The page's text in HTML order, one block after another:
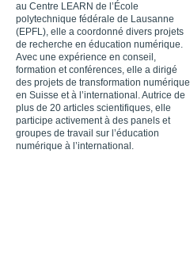
au Centre LEARN de l’École
polytechnique fédérale de Lausanne
(EPFL), elle a coordonné divers projets
de recherche en éducation numérique.
Avec une expérience en conseil,
formation et conférences, elle a dirigé
des projets de transformation numérique
en Suisse et à l’international. Autrice de
plus de 20 articles scientifiques, elle
participe activement à des panels et
groupes de travail sur l’éducation
numérique à l’international.